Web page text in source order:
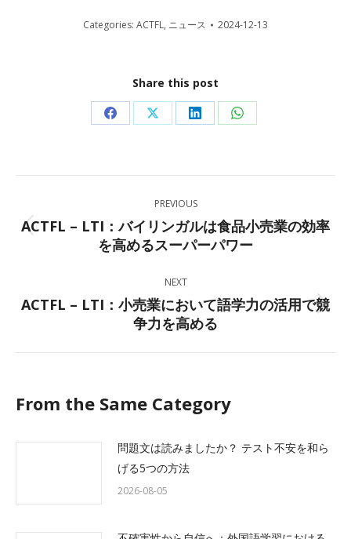
Categories: ACTFL, ニュース 2024-12-13
Share this post
Share
Facebook
Share
X
Share
LinkedIn
Share
WhatsApp
navigation
PREVIOUS
Previous
post:
ACTFL – LTI：バイリンガルは食品小売業の効率
を高めるスーパーパワー
NEXT
Next
post:
ACTFL – LTI：小売業において語学力の活用で競
争力を高める
From the Same Category
問題文は読みましたか？ テスト不安を和ら
げる5つの方法
2026-08-05